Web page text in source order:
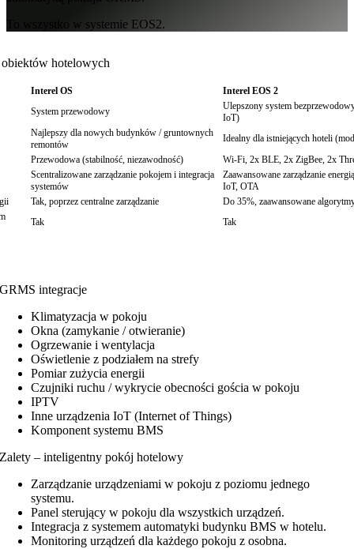
To wszystko w systemie EOS2.
hotelowych
Interel OS
Interel EOS 2
System przewodowy
Ulepszony system
IoT)
Najlepszy dla nowych budynków / gruntownych
remontów
Idealny dla istniejących hoteli
Przewodowa (stabilność, niezawodność)
Wi-Fi, 2x BLE, 2x ZigBee, 2x
Scentralizowane zarządzanie pokojem i integracja
systemów
Zaawansowane zarządzanie
IoT, OTA
Tak, poprzez centralne zarządzanie
Do 35%, zaawansowane
Tak Tak
GRMS integracje
Klimatyzacja w pokoju
Okna (zamykanie / otwieranie)
Ogrzewanie i wentylacja
Oświetlenie z podziałem na strefy
Pomiar zużycia energii
Czujniki ruchu / wykrycie obecności gościa w pokoju
IPTV
Inne urządzenia IoT (Internet of Things)
Komponent systemu BMS
Zalety – inteligentny pokój hotelowy
Zarządzanie urządzeniami w pokoju z poziomu jednego
systemu.
Panel sterujący w pokoju dla wszystkich urządzeń.
Integracja z systemem automatyki budynku BMS w hotelu.
Monitoring urządzeń dla każdego pokoju z osobna.